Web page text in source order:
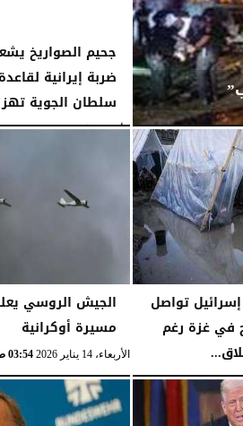
جحيم الصواريخ
ضربة إيرانية
سلطان الجوية
الأحد، 1 مارس 2026 04:22 صـ
تواصل
في غزة رغم
صـ
مسيرة أوكرانية
الأربعاء، 14 يناير 2026 03:54 صـ